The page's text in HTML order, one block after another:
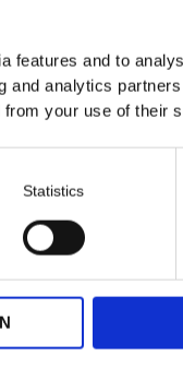
features and to
and analytics
from your use of their
Statistics